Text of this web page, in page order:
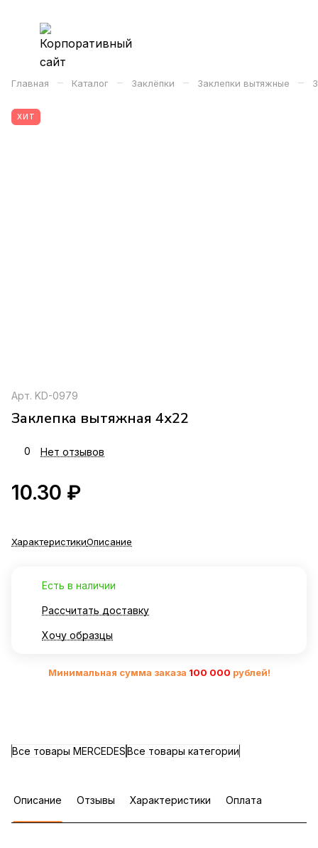
Главная – Каталог – Заклёпки – Заклепки вытяжные –
ХИТ
Арт. KD-0979
Заклепка вытяжная 4х22
0 Нет отзывов
10.30 ₽
ХарактеристикиОписание
Есть в наличии
Рассчитать доставку
Хочу образцы
Минимальная сумма заказа 100 000 рублей!
Все товары MERCEDESВсе товары категории
Описание Отзывы Характеристики Оплата